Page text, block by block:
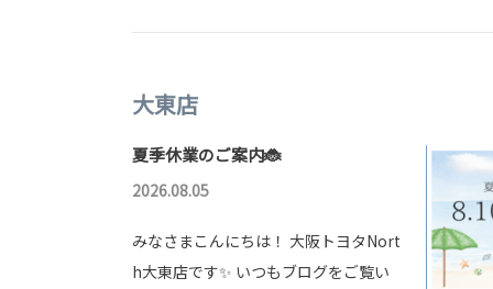
大東店
夏季休業のご案内🐞
2026.08.05
みなさまこんにちは！ 大阪トヨタNort
h大東店です✨ いつもブログをご覧い